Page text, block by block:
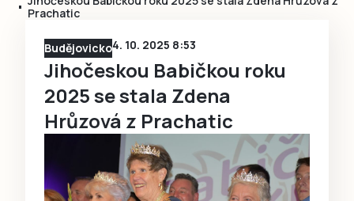
Prachatic
Budějovicko4. 10. 2025 8:53
Jihočeskou Babičkou roku
2025 se stala Zdena
Hrůzová z Prachatic